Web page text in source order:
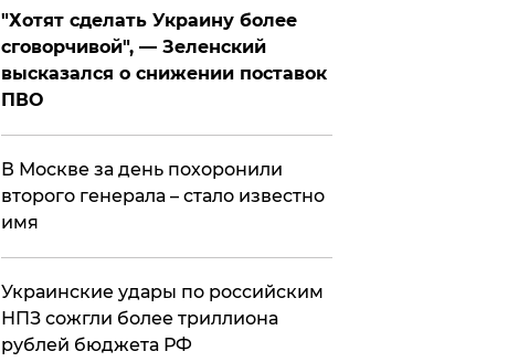
​"Хотят сделать Украину более
сговорчивой", — Зеленский
высказался о снижении поставок
ПВО
В Москве за день похоронили
второго генерала – стало известно
имя
Украинские удары по российским
НПЗ сожгли более триллиона
рублей бюджета РФ